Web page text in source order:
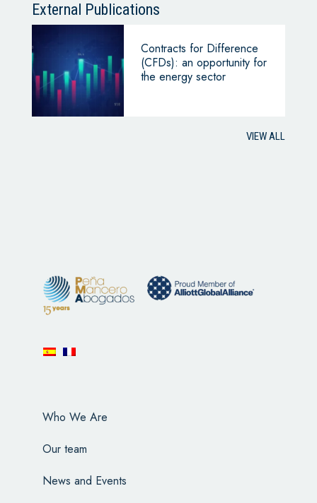
External Publications
Contracts for Difference
(CFDs): an opportunity for
the energy sector
VIEW ALL
Who We Are
Our team
News and Events